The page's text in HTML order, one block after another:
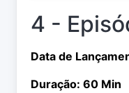
4 -
Data de
Duração: 60 Min